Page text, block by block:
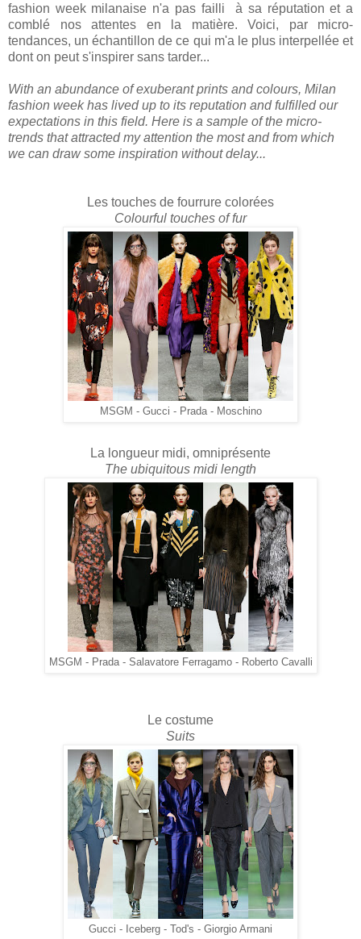
fashion week milanaise n'a pas failli à sa réputation et a
comblé nos attentes en la matière. Voici, par micro-
tendances, un échantillon de ce qui m'a le plus interpellée et
dont on peut s'inspirer sans tarder...
With an abundance of exuberant prints and colours, Milan
fashion week has lived up to its reputation and fulfilled our
expectations in this field. Here is a sample of the micro-
trends that attracted my attention the most and from which
we can draw some inspiration without delay...
Les touches de fourrure colorées
Colourful touches of fur
MSGM - Gucci - Prada - Moschino
La longueur midi, omniprésente
The ubiquitous midi length
MSGM - Prada - Salavatore Ferragamo - Roberto Cavalli
Le costume
Suits
Gucci - Iceberg - Tod's - Giorgio Armani